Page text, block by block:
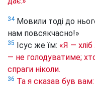
34Мовили тоді до
нам повсякчасно!»
35 Ісус же їм: «Я —
— не голодуватиме;
спраги ніколи.
36 Та я сказав був